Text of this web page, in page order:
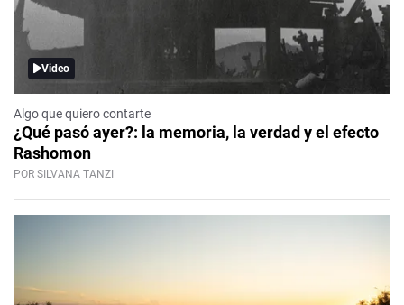
Video
Algo que quiero contarte
¿Qué pasó ayer?: la memoria, la verdad y el efecto
Rashomon
POR SILVANA TANZI